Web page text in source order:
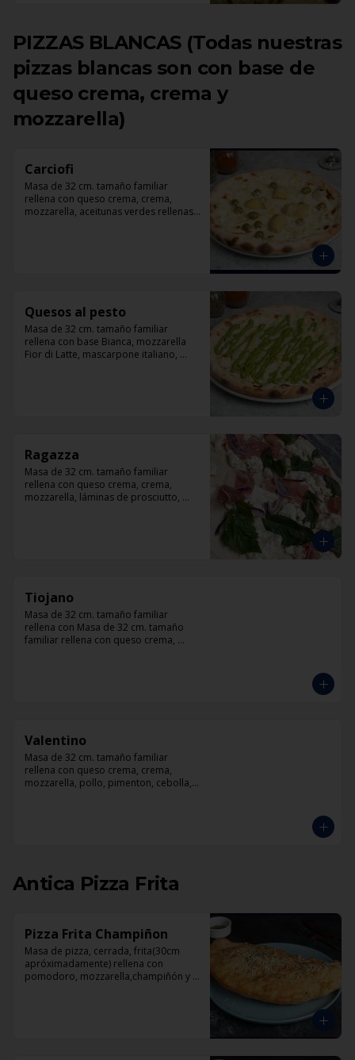
PIZZAS BLANCAS (Todas nuestras
pizzas blancas son con base de
queso crema, crema y
mozzarella)
Carciofi
Masa de 32 cm. tamaño familiar
rellena con queso crema, crema,
mozzarella, aceitunas verdes rellenas
Quesos al pesto
Masa de 32 cm. tamaño familiar
rellena con base Bianca, mozzarella
Fior di Latte, mascarpone italiano,
Ragazza
Masa de 32 cm. tamaño familiar
rellena con queso crema, crema,
mozzarella, láminas de prosciutto,
Tiojano
Masa de 32 cm. tamaño familiar
rellena con Masa de 32 cm. tamaño
familiar rellena con queso crema,
Valentino
Masa de 32 cm. tamaño familiar
rellena con queso crema, crema,
mozzarella, pollo, pimenton, cebolla,
Antica Pizza Frita
Pizza Frita Champiñon
Masa de pizza, cerrada, frita(30cm
apróximadamente) rellena con
pomodoro, mozzarella,champiñón y